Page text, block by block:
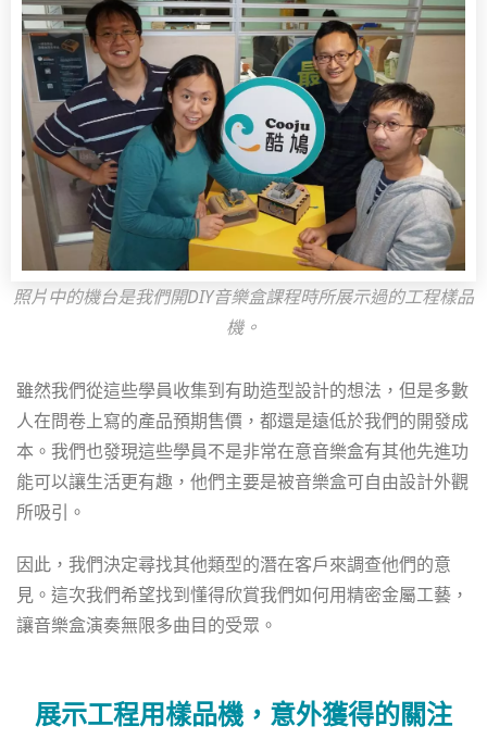
照片中的機台是我們開DIY音樂盒課程時所展示過的工程樣品
機。
雖然我們從這些學員收集到有助造型設計的想法，但是多數
人在問卷上寫的產品預期售價，都還是遠低於我們的開發成
本。我們也發現這些學員不是非常在意音樂盒有其他先進功
能可以讓生活更有趣，他們主要是被音樂盒可自由設計外觀
所吸引。
因此，我們決定尋找其他類型的潛在客戶來調查他們的意
見。這次我們希望找到懂得欣賞我們如何用精密金屬工藝，
讓音樂盒演奏無限多曲目的受眾。
展示工程用樣品機，意外獲得的關注